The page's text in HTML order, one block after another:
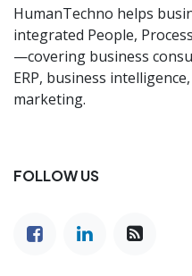
HumanTechno helps
integrated People,
—covering business
ERP, business
marketing.
FOLLOW US